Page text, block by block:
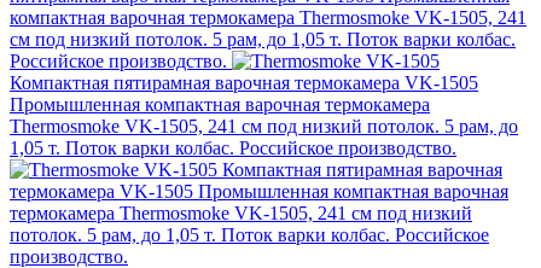
компактная варочная термокамера Thermosmoke VK-1505, 241
см под низкий потолок. 5 рам, до 1,05 т. Поток варки колбас.
Российское производство.
Компактная пятирамная варочная термокамера VK-1505
Промышленная компактная варочная термокамера
Thermosmoke VK-1505, 241 см под низкий потолок. 5 рам, до
1,05 т. Поток варки колбас. Российское производство.
Компактная пятирамная варочная
термокамера VK-1505 Промышленная компактная варочная
термокамера Thermosmoke VK-1505, 241 см под низкий
потолок. 5 рам, до 1,05 т. Поток варки колбас. Российское
производство.